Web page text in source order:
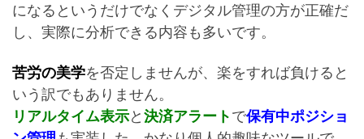
になるというだけでなくデジタル管理の方が正確だ
し、実際に分析できる内容も多いです。
苦労の美学を否定しませんが、楽をすれば負けると
いう訳でもありません。
リアルタイム表示と決済アラートで保有中ポジショ